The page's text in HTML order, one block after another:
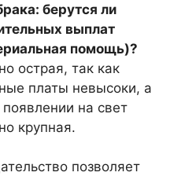
берутся ли
выплат
помощь)?
острая, так как
платы невысоки, а
на свет
крупная.
позволяет